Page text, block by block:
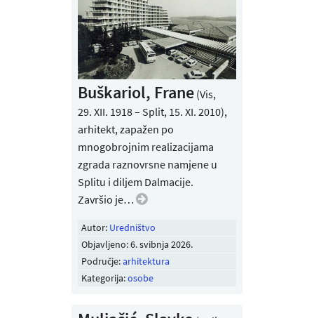
Buškariol, Frane (Vis,
29. XII. 1918 – Split, 15. XI. 2010),
arhitekt, zapažen po
mnogobrojnim realizacijama
zgrada raznovrsne namjene u
Splitu i diljem Dalmacije.
Završio je…
Autor: Uredništvo
Objavljeno:6. svibnja 2026.
Područje:arhitektura
Kategorija:osobe